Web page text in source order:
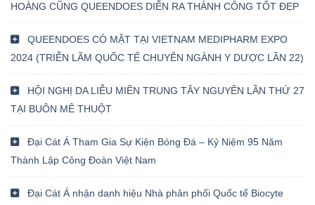
HOÀNG CŨNG QUEENDOES DIỄN RA THÀNH CÔNG TỐT ĐẸP
QUEENDOES CÓ MẶT TẠI VIETNAM MEDIPHARM EXPO
2024 (TRIỄN LÃM QUỐC TẾ CHUYÊN NGÀNH Y DƯỢC LẦN 22)
HỘI NGHỊ DA LIỄU MIỀN TRUNG TÂY NGUYÊN LẦN THỨ 27
TẠI BUÔN MÊ THUỘT
Đại Cát Á Tham Gia Sự Kiện Bóng Đá – Kỷ Niệm 95 Năm
Thành Lập Công Đoàn Việt Nam
Đại Cát Á nhận danh hiệu Nhà phân phối Quốc tế Biocyte